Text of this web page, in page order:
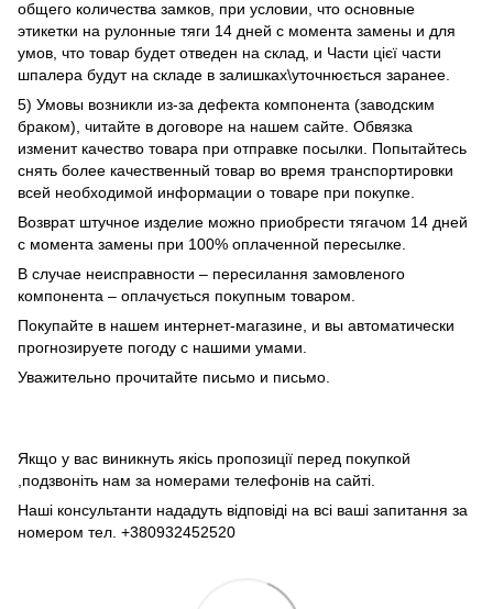
общего количества замков, при условии, что основные
этикетки на рулонные тяги 14 дней с момента замены и для
умов, что товар будет отведен на склад, и Части цієї части
шпалера будут на складе в залишках\уточнюється заранее.
5) Умовы возникли из-за дефекта компонента (заводским
браком), читайте в договоре на нашем сайте. Обвязка
изменит качество товара при отправке посылки. Попытайтесь
снять более качественный товар во время транспортировки
всей необходимой информации о товаре при покупке.
Возврат штучное изделие можно приобрести тягачом 14 дней
с момента замены при 100% оплаченной пересылке.
В случае неисправности – пересилання замовленого
компонента – оплачується покупным товаром.
Покупайте в нашем интернет-магазине, и вы автоматически
прогнозируете погоду с нашими умами.
Уважительно прочитайте письмо и письмо.
Якщо у вас виникнуть якісь пропозиції перед покупкой
,подзвоніть нам за номерами телефонів на сайті.
Наші консультанти нададуть відповіді на всі ваші запитання за
номером тел. +380932452520